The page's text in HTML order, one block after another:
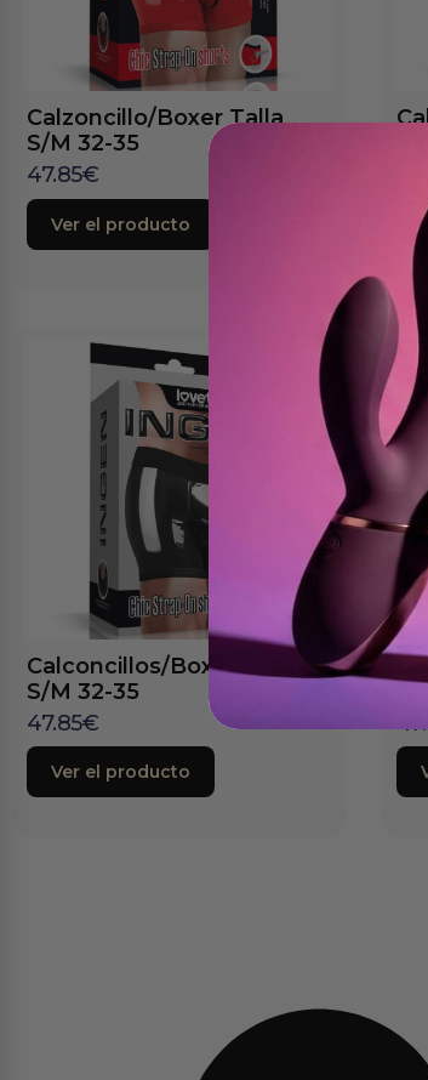
Calzoncillo/Boxer Talla
S/M 32-35
47.85€
Ver el producto
Calconcillos/Boxers Talla
S/M 32-35
47.85€
Ver el producto